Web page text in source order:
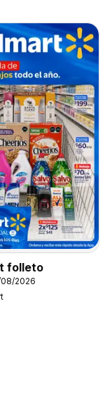
folleto
2026